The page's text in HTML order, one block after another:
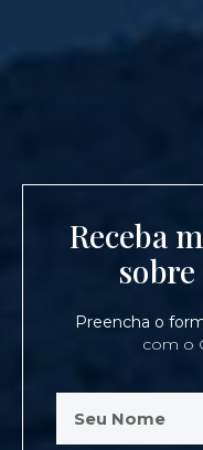
Receba
Preencha o
com o